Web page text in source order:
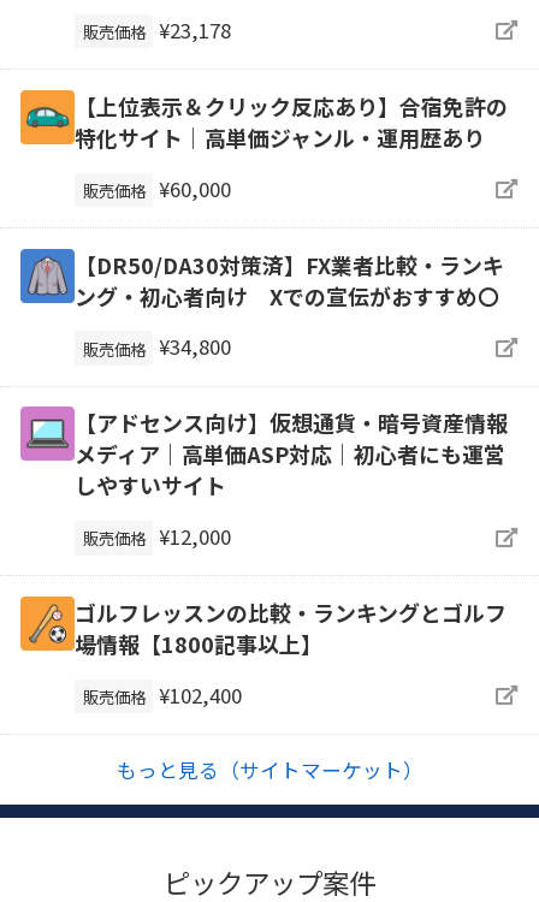
販売価格 ¥23,178
【上位表示＆クリック反応あり】合宿免許の
特化サイト｜高単価ジャンル・運用歴あり
販売価格 ¥60,000
【DR50/DA30対策済】FX業者比較・ランキ
ング・初心者向け Xでの宣伝がおすすめ〇
販売価格 ¥34,800
【アドセンス向け】仮想通貨・暗号資産情報
メディア｜高単価ASP対応｜初心者にも運営
しやすいサイト
販売価格 ¥12,000
ゴルフレッスンの比較・ランキングとゴルフ
場情報【1800記事以上】
販売価格 ¥102,400
もっと見る（サイトマーケット）
ピックアップ案件